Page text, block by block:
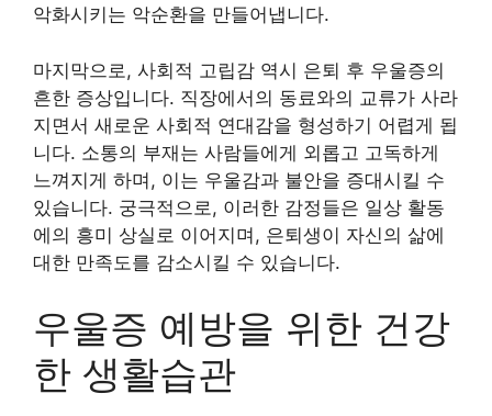
악화시키는 악순환을 만들어냅니다.
마지막으로, 사회적 고립감 역시 은퇴 후 우울증의
흔한 증상입니다. 직장에서의 동료와의 교류가 사라
지면서 새로운 사회적 연대감을 형성하기 어렵게 됩
니다. 소통의 부재는 사람들에게 외롭고 고독하게
느껴지게 하며, 이는 우울감과 불안을 증대시킬 수
있습니다. 궁극적으로, 이러한 감정들은 일상 활동
에의 흥미 상실로 이어지며, 은퇴생이 자신의 삶에
대한 만족도를 감소시킬 수 있습니다.
우울증 예방을 위한 건강
한 생활습관